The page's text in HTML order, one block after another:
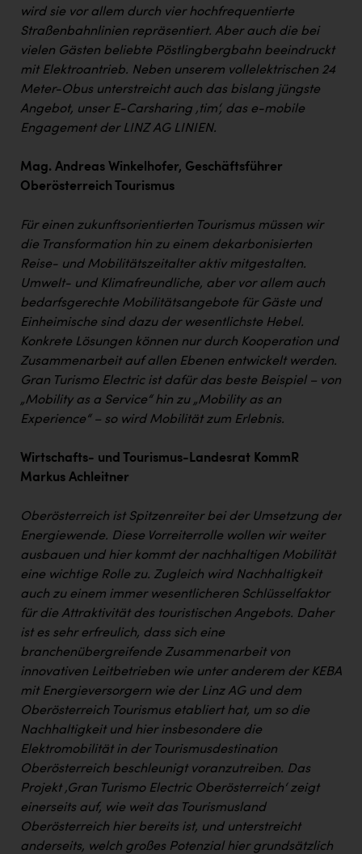
wird sie vor allem durch vier hochfrequentierte
Straßenbahnlinien repräsentiert. Aber auch die bei
vielen Gästen beliebte Pöstlingbergbahn beeindruckt
mit Elektroantrieb. Neben unserem vollelektrischen 24
Meter-Obus unterstreicht auch das bislang jüngste
Angebot, unser E-Carsharing ‚tim‘, das e-mobile
Engagement der LINZ AG LINIEN.
Mag. Andreas Winkelhofer, Geschäftsführer
Oberösterreich Tourismus
Für einen zukunftsorientierten Tourismus müssen wir
die Transformation hin zu einem dekarbonisierten
Reise- und Mobilitätszeitalter aktiv mitgestalten.
Umwelt- und Klimafreundliche, aber vor allem auch
bedarfsgerechte Mobilitätsangebote für Gäste und
Einheimische sind dazu der wesentlichste Hebel.
Konkrete Lösungen können nur durch Kooperation und
Zusammenarbeit auf allen Ebenen entwickelt werden.
Gran Turismo Electric ist dafür das beste Beispiel – von
„Mobility as a Service“ hin zu „Mobility as an
Experience“ – so wird Mobilität zum Erlebnis.
Wirtschafts- und Tourismus-Landesrat KommR
Markus Achleitner
Oberösterreich ist Spitzenreiter bei der Umsetzung der
Energiewende. Diese Vorreiterrolle wollen wir weiter
ausbauen und hier kommt der nachhaltigen Mobilität
eine wichtige Rolle zu. Zugleich wird Nachhaltigkeit
auch zu einem immer wesentlicheren Schlüsselfaktor
für die Attraktivität des touristischen Angebots. Daher
ist es sehr erfreulich, dass sich eine
branchenübergreifende Zusammenarbeit von
innovativen Leitbetrieben wie unter anderem der KEBA
mit Energieversorgern wie der Linz AG und dem
Oberösterreich Tourismus etabliert hat, um so die
Nachhaltigkeit und hier insbesondere die
Elektromobilität in der Tourismusdestination
Oberösterreich beschleunigt voranzutreiben. Das
Projekt ‚Gran Turismo Electric Oberösterreich‘ zeigt
einerseits auf, wie weit das Tourismusland
Oberösterreich hier bereits ist, und unterstreicht
anderseits, welch großes Potenzial hier grundsätzlich